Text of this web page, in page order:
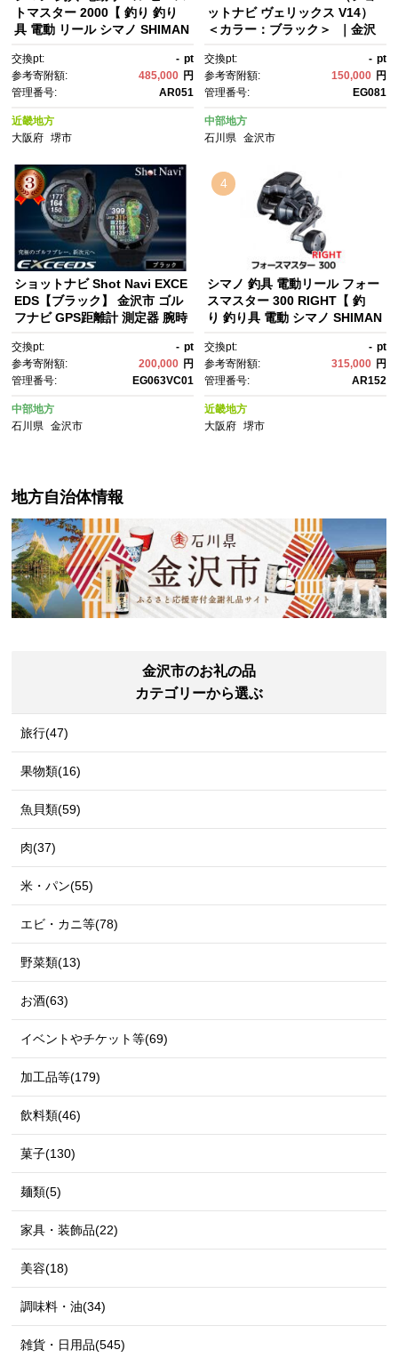
トマスター 2000【 釣り 釣り
具 電動 リール シマノ SHIMAN
ポーツ 魚 人気 おすすめ 大阪
府 堺市】
交換pt: - pt
参考寄附額:
485,000 円
管理番号:
AR051
近畿地方
大阪府
堺市
ットナビ ヴェリックス V14）
＜カラー：ブラック＞ ｜金沢
量 防水機能 最新モデル スタイ
リッシュデザイン 人気 おすす
め ゴルフグッズ ゴルフアクセ
サリー ゴルフ練習 ゴルフラウ
ンド スポーツ用品 ゴルフアイ
テム 石川 北陸 復興支援 復興応
交換pt: - pt
参考寄附額:
150,000 円
管理番号:
EG081
中部地方
石川県
金沢市
ショットナビ Shot Navi EXCE
EDS【ブラック】 金沢市 ゴル
フナビ GPS距離計 測定器 腕時
品 ラウンド支援 人気 おすす
め ゴルフ場 スコア管理 飛距離
計測 プレゼント ギフト 父の
日 敬老の日 お取り寄せ 通販 送
料無料 ふるさと納税 石川 金
沢 加賀百万石 加賀 百万石 北
交換pt: - pt
参考寄附額:
200,000 円
管理番号:
EG063VC01
中部地方
石川県
金沢市
4
シマノ 釣具 電動リール フォー
スマスター 300 RIGHT【 釣
り 釣り具 電動 シマノ SHIMAN
ドア スポーツ 魚 人気 おすす
め 大阪府 堺市】
交換pt: - pt
参考寄附額:
315,000 円
管理番号:
AR152
近畿地方
大阪府 堺市
地方自治体情報
金沢市のお礼の品
カテゴリーから選ぶ
旅行(47)
果物類(16)
魚貝類(59)
肉(37)
米・パン(55)
エビ・カニ等(78)
野菜類(13)
お酒(63)
イベントやチケット等(69)
加工品等(179)
飲料類(46)
菓子(130)
麺類(5)
家具・装飾品(22)
美容(18)
調味料・油(34)
雑貨・日用品(545)